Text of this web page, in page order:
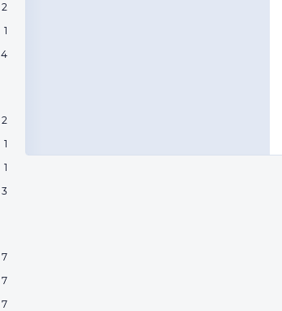
2
1
4
2
1
1
3
7
7
7